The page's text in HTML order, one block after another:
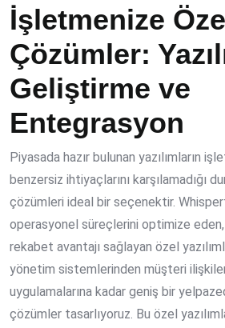
İşletmenize
Çözümler:
Geliştirme ve
Entegrasyon
Piyasada hazır bulunan yazılımların
benzersiz ihtiyaçlarını karşılamadığı
çözümleri ideal bir seçenektir.
operasyonel süreçlerini optimize
rekabet avantajı sağlayan özel
yönetim sistemlerinden müşteri
uygulamalarına kadar geniş bir
çözümler tasarlıyoruz. Bu özel